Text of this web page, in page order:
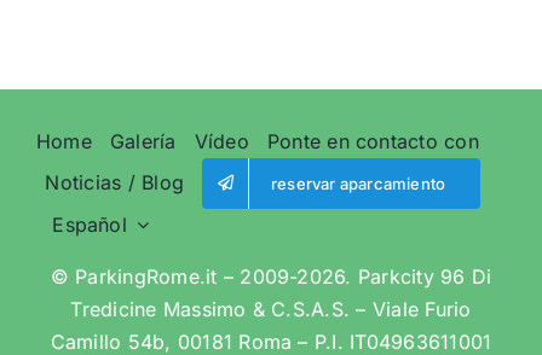
Home Galería Vídeo
Ponte en contacto con
Noticias / Blog
reservar aparcamiento
Español
© ParkingRome.it – 2009-2026. Parkcity 96 Di
Tredicine Massimo & C.S.A.S. – Viale Furio
Camillo 54b, 00181 Roma – P.I. IT04963611001